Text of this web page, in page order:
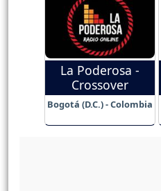
La Poderosa -
Crossover
Bogotá (D.C.) - Colombia